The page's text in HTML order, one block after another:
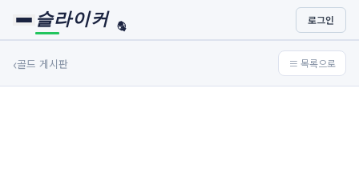
슬라이커 🏀
⚾ 로그인
‹골드 게시판 ≡ 목록으로